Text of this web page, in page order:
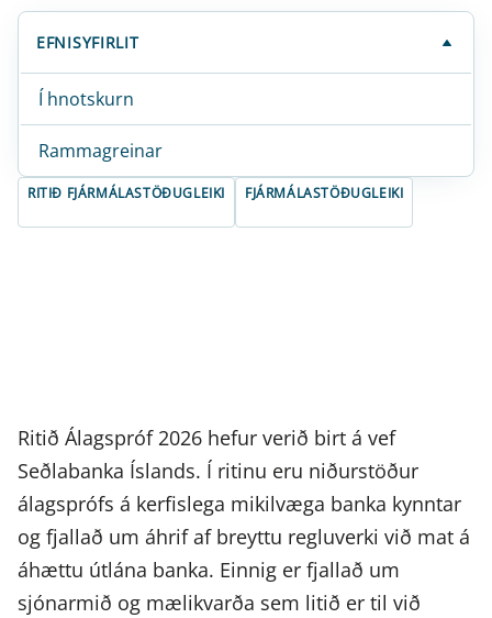
EFNISYFIRLIT
Í hnotskurn
Rammagreinar
RITIÐ FJÁRMÁLASTÖÐUGLEIKI FJÁRMÁLASTÖÐUGLEIKI
Ritið Álagspróf 2026 hefur verið birt á vef
Seðlabanka Íslands. Í ritinu eru niðurstöður
álagsprófs á kerfislega mikilvæga banka kynntar
og fjallað um áhrif af breyttu regluverki við mat á
áhættu útlána banka. Einnig er fjallað um
sjónarmið og mælikvarða sem litið er til við